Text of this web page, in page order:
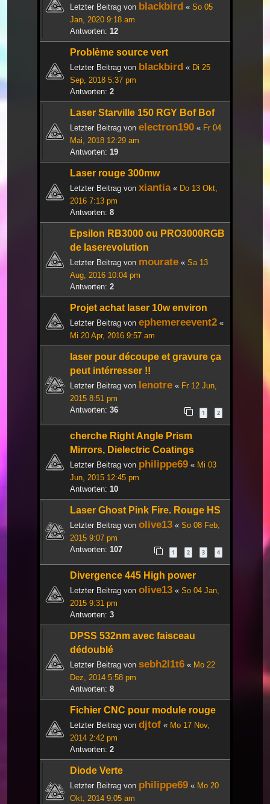
Letzter Beitrag von blackbird « So 05
Jan, 2020 9:18 am
Antworten: 12
Problème source vert
Letzter Beitrag von blackbird « Di 25
Sep, 2018 5:37 pm
Antworten: 2
Laser Starville 150 RGY Bof Bof
Letzter Beitrag von electron190 « Fr 04
Mai, 2018 12:29 am
Antworten: 19
Laser rouge 300mw
Letzter Beitrag von xiantia« Do 13 Okt,
2016 7:13 pm
Antworten: 8
Epsilon RB3000 ou PRO3000RGB
de laserevolution
Letzter Beitrag von mourate « Sa 13
Aug, 2016 10:04 pm
Antworten: 2
Projet achat laser 10w environ
Letzter Beitrag von ephemereevent2 «
Mi 20 Apr, 2016 9:57 am
laser pour découpe et gravure ça
peut intérresser !!
Letzter Beitrag von lenotre « Fr 12 Jun,
2015 8:51 pm
Antworten: 36 1 2
cherche Right Angle Prism
Mirrors, Dielectric Coatings
Letzter Beitrag von philippe69 « Mi 03
Jun, 2015 12:45 pm
Antworten: 10
Laser Ghost Pink Fire. Rouge HS
Letzter Beitrag von olive13 « So 08 Feb,
2015 9:07 pm
Antworten: 107 1 2 3 4
Divergence 445 High power
Letzter Beitrag von olive13 « So 04 Jan,
2015 9:31 pm
Antworten: 3
DPSS 532nm avec faisceau
dédoublé
Letzter Beitrag von sebh2l1t6 « Mo 22
Dez, 2014 5:58 pm
Antworten: 8
Fichier CNC pour module rouge
Letzter Beitrag von djtof « Mo 17 Nov,
2014 2:42 pm
Antworten: 2
Diode Verte
Letzter Beitrag von philippe69 « Mo 20
Okt, 2014 9:05 am